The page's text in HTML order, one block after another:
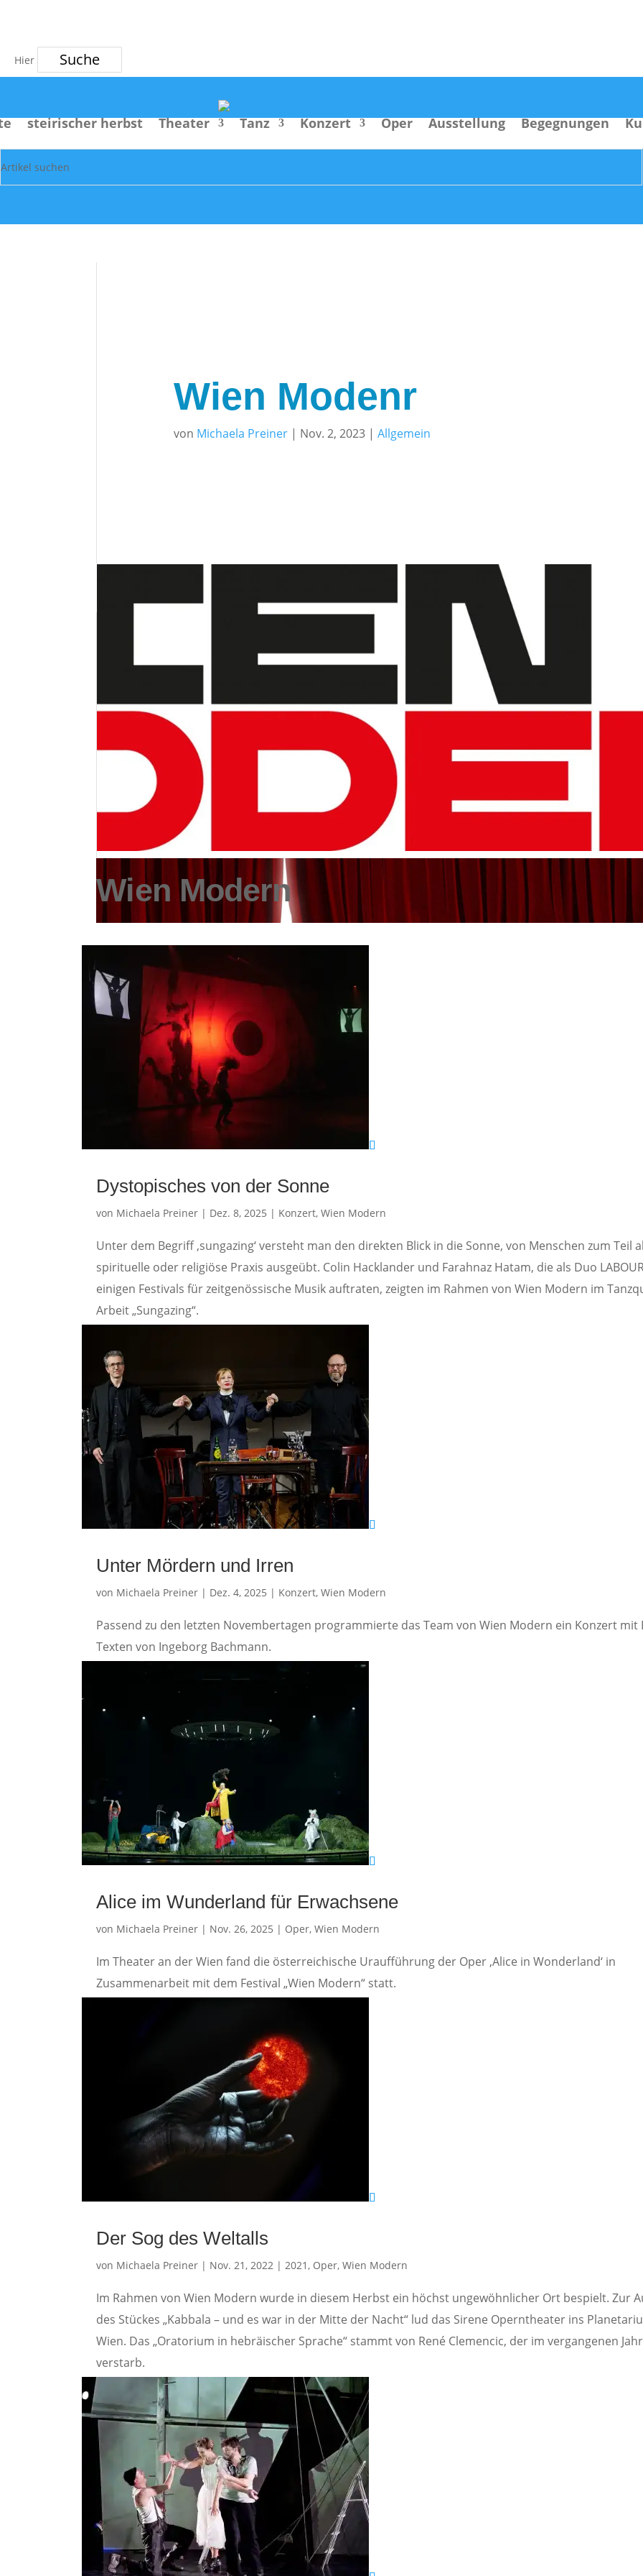
Suche
steirischer herbst Theater Tanz Konzert Oper Ausstellung Begegnungen
Wien Modenr
von Michaela Preiner| Nov. 2, 2023| Allgemein
Wien Modern
Dystopisches von der Sonne
von Michaela Preiner | Dez. 8, 2025 | Konzert,Wien Modern
Unter dem Begriff ‚sungazing‘ versteht man den direkten Blick in die Sonne, von Menschen zum Teil
spirituelle oder religiöse Praxis ausgeübt. Colin Hacklander und Farahnaz Hatam, die als Duo
einigen Festivals für zeitgenössische Musik auftraten, zeigten im Rahmen von Wien Modern im
Arbeit „Sungazing“.
Unter Mördern und Irren
von Michaela Preiner | Dez. 4, 2025 | Konzert,Wien Modern
Passend zu den letzten Novembertagen programmierte das Team von Wien Modern ein Konzert mit
Texten von Ingeborg Bachmann.
Alice im Wunderland für Erwachsene
von Michaela Preiner | Nov. 26, 2025 | Oper,Wien Modern
Im Theater an der Wien fand die österreichische Uraufführung der Oper ‚Alice in Wonderland‘ in
Zusammenarbeit mit dem Festival „Wien Modern“ statt.
Der Sog des Weltalls
von Michaela Preiner | Nov. 21, 2022 | 2021 , Oper,Wien Modern
Im Rahmen von Wien Modern wurde in diesem Herbst ein höchst ungewöhnlicher Ort bespielt. Zur
des Stückes „Kabbala – und es war in der Mitte der Nacht“ lud das Sirene Operntheater ins
Wien. Das „Oratorium in hebräischer Sprache“ stammt von René Clemencic, der im vergangenen
verstarb.